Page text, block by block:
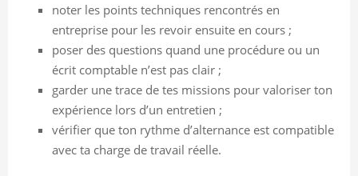
noter les points techniques rencontrés en
entreprise pour les revoir ensuite en cours ;
poser des questions quand une procédure ou un
écrit comptable n’est pas clair ;
garder une trace de tes missions pour valoriser ton
expérience lors d’un entretien ;
vérifier que ton rythme d’alternance est compatible
avec ta charge de travail réelle.